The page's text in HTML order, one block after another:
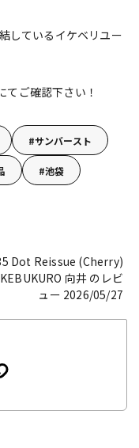
しているイケベリユー
ご確認下さい！
サンバースト
池袋
Dot Reissue (Cherry)
向井 のレビ
ュー 2026/05/27